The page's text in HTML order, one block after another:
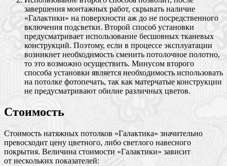
завершения монтажных работ, скрывать наличие
«Галактики» на поверхности аж до не посредственного
включения подсветки. Второй способ установки
предусматривает использование бесшовных тканевых
конструкций. Поэтому, если в процессе эксплуатации
возникнет необходимость сменить потолочное полотно,
то это возможно осуществить. Минусом второго
способа установки является необходимость использовать
на потолке фотопечать, так как матерчатые конструкции
не предусматривают обилие различных цветов.
Стоимость
Стоимость натяжных потолков «Галактика» значительно
превосходит цену цветного, либо светлого навесного
покрытия. Величина стоимости «Галактики» зависит
от нескольких показателей: